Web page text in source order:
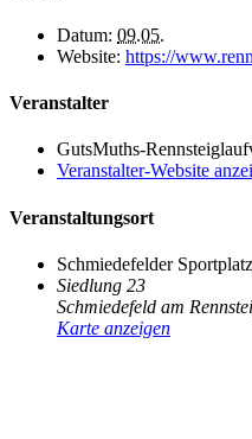
Datum: 09.05.
Website: https://
Veranstalter
GutsMuths-
Veranstalter-Website
Veranstaltungsort
Schmiedefelder Sportplatz
Siedlung 23
Schmiedefeld am
Karte anzeigen